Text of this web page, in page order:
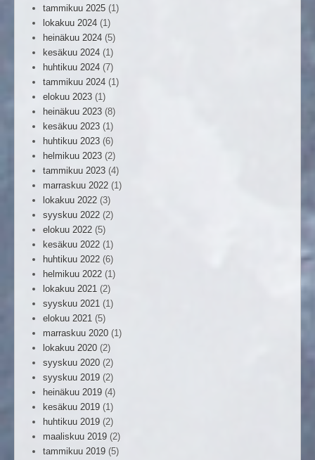
tammikuu 2025 (1)
lokakuu 2024 (1)
heinäkuu 2024 (5)
kesäkuu 2024 (1)
huhtikuu 2024 (7)
tammikuu 2024 (1)
elokuu 2023 (1)
heinäkuu 2023 (8)
kesäkuu 2023 (1)
huhtikuu 2023 (6)
helmikuu 2023 (2)
tammikuu 2023 (4)
marraskuu 2022 (1)
lokakuu 2022 (3)
syyskuu 2022 (2)
elokuu 2022 (5)
kesäkuu 2022 (1)
huhtikuu 2022 (6)
helmikuu 2022 (1)
lokakuu 2021 (2)
syyskuu 2021 (1)
elokuu 2021 (5)
marraskuu 2020 (1)
lokakuu 2020 (2)
syyskuu 2020 (2)
syyskuu 2019 (2)
heinäkuu 2019 (4)
kesäkuu 2019 (1)
huhtikuu 2019 (2)
maaliskuu 2019 (2)
tammikuu 2019 (5)